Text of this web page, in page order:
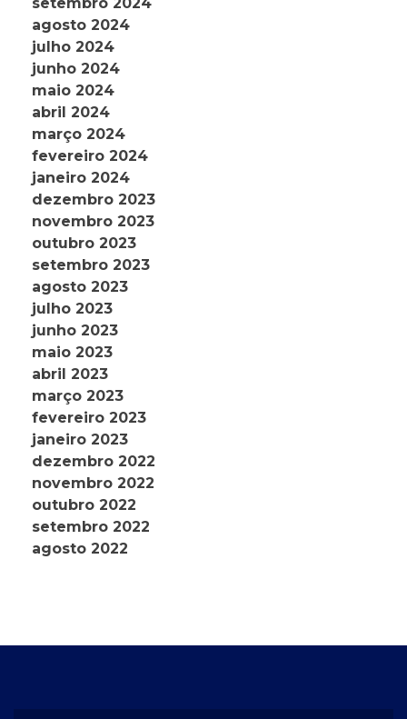
agosto 2024
julho 2024
junho 2024
maio 2024
abril 2024
março 2024
fevereiro 2024
janeiro 2024
dezembro 2023
novembro 2023
outubro 2023
setembro 2023
agosto 2023
julho 2023
junho 2023
maio 2023
abril 2023
março 2023
fevereiro 2023
janeiro 2023
dezembro 2022
novembro 2022
outubro 2022
setembro 2022
agosto 2022